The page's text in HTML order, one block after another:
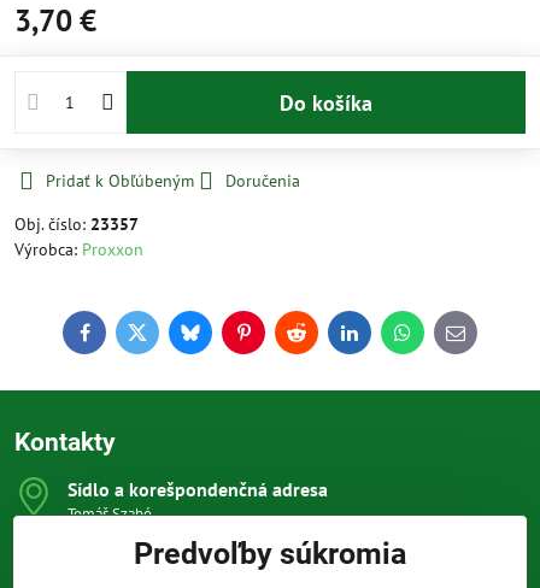
3,70 €
Do košíka
Pridať k Obľúbeným
Doručenia
Obj. číslo: 23357
Výrobca: Proxxon
FacebookTwitterBlueskyPinterestReddit LinkedInWhatsApp
E-
mail
Kontakty
Sídlo a korešpondenčná adresa
Tomáš Szabó
851 03 Bratislava
Sme internetový obchod, nemáme kamennú predajňu.
Predvoľby súkromia